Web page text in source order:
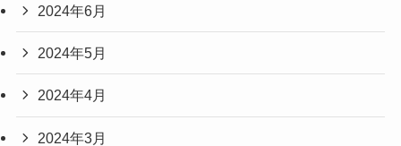
2024年6月
2024年5月
2024年4月
2024年3月